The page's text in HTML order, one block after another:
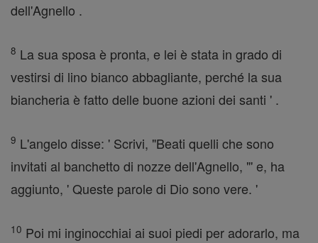
dell'Agnello .
8 La sua sposa è pronta, e lei è stata in grado di
vestirsi di lino bianco abbagliante, perché la sua
biancheria è fatto delle buone azioni dei santi ' .
9 L'angelo disse: ' Scrivi, "Beati quelli che sono
invitati al banchetto di nozze dell'Agnello, "' e, ha
aggiunto, ' Queste parole di Dio sono vere. '
10 Poi mi inginocchiai ai suoi piedi per adorarlo, ma